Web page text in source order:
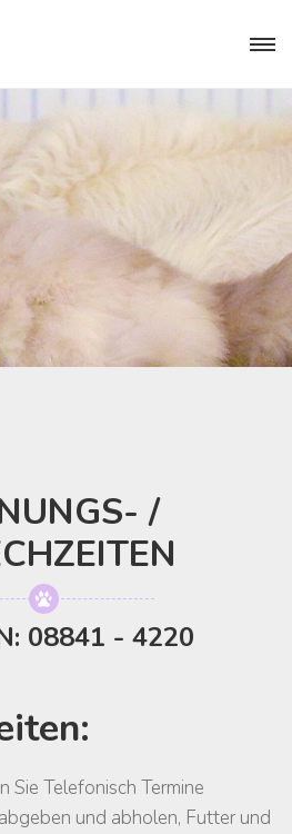
/
08841 - 4220
Sie Telefonisch Termine
und abholen, Futter und